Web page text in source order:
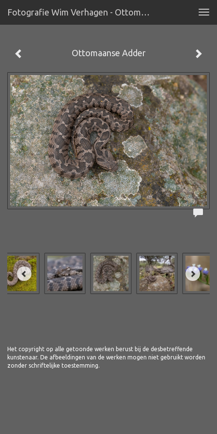
Fotografie Wim Verhagen - Ottomaanse Adder
Ottomaanse Adder
Het copyright op alle getoonde werken berust bij de desbetreffende
kunstenaar. De afbeeldingen van de werken mogen niet gebruikt worden
zonder schriftelijke toestemming.